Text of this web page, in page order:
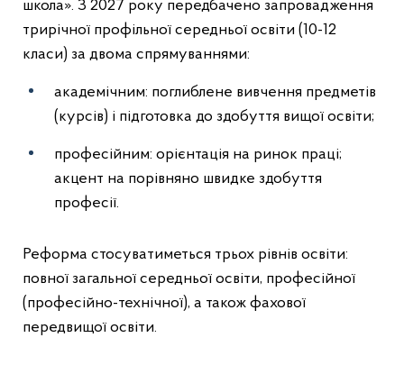
школа». З 2027 року передбачено запровадження
трирічної профільної середньої освіти (10-12
класи) за двома спрямуваннями:
академічним: поглиблене вивчення предметів
(курсів) і підготовка до здобуття вищої освіти;
професійним: орієнтація на ринок праці;
акцент на порівняно швидке здобуття
професії.
Реформа стосуватиметься трьох рівнів освіти:
повної загальної середньої освіти, професійної
(професійно-технічної), а також фахової
передвищої освіти.